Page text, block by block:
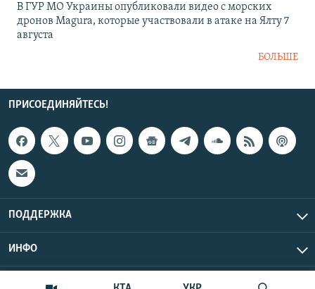
В ГУР МО Украины опубликовали видео с морских
дронов Magura, которые участвовали в атаке на Ялту 7
августа
БОЛЬШЕ
ПРИСОЕДИНЯЙТЕСЬ!
ПОДДЕРЖКА
ИНФО
Copyright Крым.Реалии, 2026 | Все права защищены.
UTC+3